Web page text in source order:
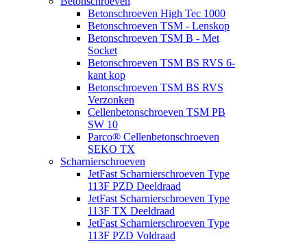
Betonschroeven High Tec 1000
Betonschroeven TSM - Lenskop
Betonschroeven TSM B - Met
Socket
Betonschroeven TSM BS RVS 6-
kant kop
Betonschroeven TSM BS RVS
Verzonken
Cellenbetonschroeven TSM PB
SW 10
Parco® Cellenbetonschroeven
SEKO TX
Scharnierschroeven
JetFast Scharnierschroeven Type
113F PZD Deeldraad
JetFast Scharnierschroeven Type
113F TX Deeldraad
JetFast Scharnierschroeven Type
113F PZD Voldraad